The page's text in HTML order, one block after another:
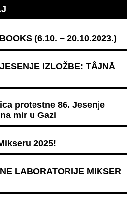
(6.10. – 20.10.2023.)
IZLOŽBE: TÂJNĀ
protestne 86. Jesenje
mir u Gazi
2025!
LABORATORIJE MIKSER